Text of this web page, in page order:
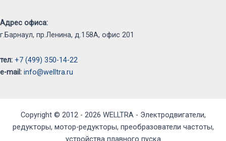
Адрес офиса:
г.Барнаул, пр.Ленина, д.158А, офис 201
тел: +7 (499) 350-14-22
e-mail: info@welltra.ru
Copyright © 2012 - 2026 WELLTRA - Электродвигатели,
редукторы, мотор-редукторы, преобразователи частоты,
устройства плавного пуска